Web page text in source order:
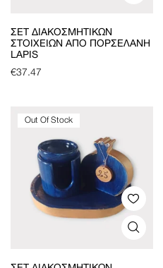
ΣΕΤ ΔΙΑΚΟΣΜΗΤΙΚΏΝ
ΣΤΟΙΧΕΊΩΝ ΑΠΌ ΠΟΡΣΕΛΆΝΗ
LAPIS
€37.47
Out Of Stock